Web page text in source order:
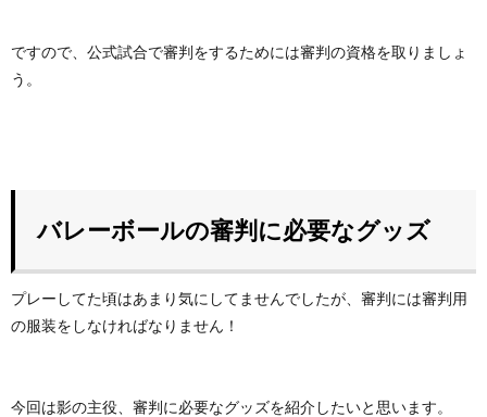
ですので、公式試合で審判をするためには審判の資格を取りましょ
う。
バレーボールの審判に必要なグッズ
プレーしてた頃はあまり気にしてませんでしたが、審判には審判用
の服装をしなければなりません！
今回は影の主役、審判に必要なグッズを紹介したいと思います。